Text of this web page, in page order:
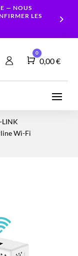
— NOUS
LES
Panier
0
0,00€
LINK
Wi-Fi
SmartphonesLogiciels